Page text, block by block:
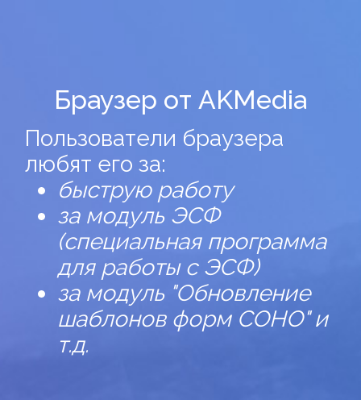
Браузер от AKMedia
Пользователи браузера
любят его за:
быструю работу
за модуль ЭСФ
(специальная программа
для работы с ЭСФ)
за модуль "Обновление
шаблонов форм СОНО" и
т.д.